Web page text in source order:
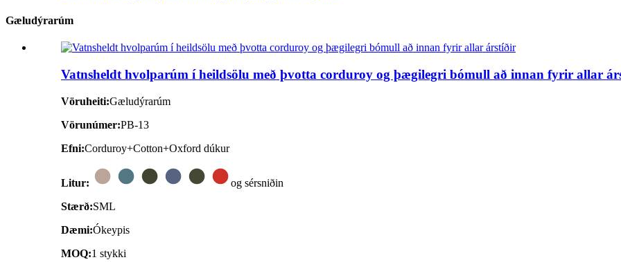
Gæludýrarúm
Vatnsheldt hvolparúm í heildsölu með þvotta corduroy og þægilegri bómull að innan fyrir allar
Vöruheiti:Gæludýrarúm
Vörunúmer:PB-13
Efni:Corduroy+Cotton+Oxford dúkur
Litur:
og sérsniðin
Stærð:SML
Dæmi:Ókeypis
MOQ:1 stykki